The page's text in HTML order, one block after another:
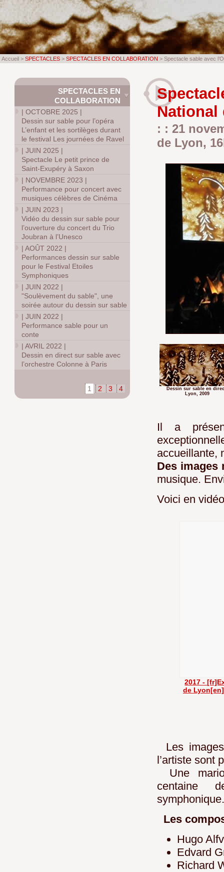
National
: : 21
de Lyon,
Dessin sur sable en
Lyon, 2009
Il a
accueillante,
Des images
musique.
Voici en
2017 -
de
Les
l’artiste sont
Une
centaine
Les
Hugo
Edvard
Richard
SPECTACLES EN
COLLABORATION
|OCTOBRE 2025 |
Dessin sur sable pour l’opéra
L’enfant et les sortilèges durant
le festival Les journées de Ravel
|JUIN 2025 |
Spectacle Le petit prince de
Saint-Exupéry à Saxon
| NOVEMBRE 2023 |
Performance pour concert avec
musiques célèbres de Cinéma
|JUIN 2023 |
Vidéo du dessin sur sable pour
l’ouverture du concert du Trio
Joubran à l’Unesco
|AOÛT 2022 |
Performances dessin sur sable
pour le Festival Etoiles
Symphoniques
|JUIN 2022 |
"Soulèvement du sable", une
soirée autour du dessin sur sable
|JUIN 2022 |
Performance sable pour un
conte
|AVRIL 2022 |
Dessin en direct sur sable avec
l’orchestre Colonne à Paris
1 2 3 4
Accueil > SPECTACLES > SPECTACLES EN COLLABORATION > Spectacle sable avec